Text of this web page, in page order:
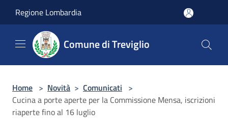
Regione Lombardia
Comune di Treviglio
Home > Novità > Comunicati >
Cucina a porte aperte per la Commissione Mensa, iscrizioni
riaperte fino al 16 luglio